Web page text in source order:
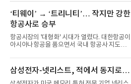
‘티웨이’ → ‘트리니티’… 작지만 강한
항공사로 승부
항공시장의 '대형화' 시대가 열렸다. 대한항공이
아시아나항공을 품으면서 국내 항공사 지도가
삼성전자-넷리스트, 적에서 동지로…